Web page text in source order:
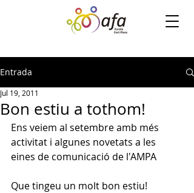
Entrada
Bon estiu a tothom!
Jul 19, 2011
Ens veiem al setembre amb més
activitat i algunes novetats a les
eines de comunicació de l'AMPA
Que tingeu un molt bon estiu!